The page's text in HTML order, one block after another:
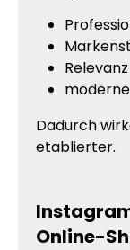
Relevanz
Dadurch
etablierter.
Online-